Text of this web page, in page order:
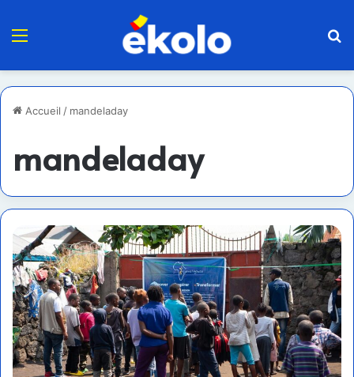
Menu
Accueil / mandeladay
mandeladay